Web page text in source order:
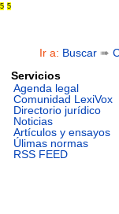
5 5
Ir a: Buscar➠
Servicios
Agenda legal
Comunidad LexiVox
Directorio jurídico
Noticias
Artículos y ensayos
Úlimas normas
RSS FEED